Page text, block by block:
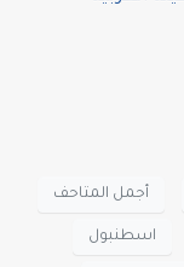
أجمل المتاحف
اسطنبول